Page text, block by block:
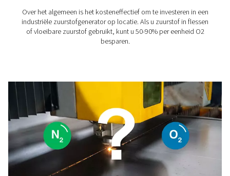
Dierenkliniek nu
in de productie van
anesthesie